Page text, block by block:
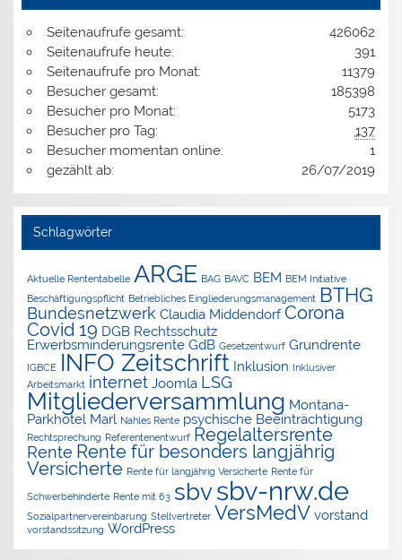
426062
Seitenaufrufe gesamt:
391
Seitenaufrufe heute:
11379
Seitenaufrufe pro Monat:
185398
Besucher gesamt:
5173
Besucher pro Monat:
137
Besucher pro Tag:
1
Besucher momentan online:
26/07/2019
gezählt ab:
Schlagwörter
Aktuelle Rententabelle ARGE BAG BAVC BEM BEM Initiative
Beschäftigungspflicht Betriebliches Eingliederungsmanagement BTHG
Bundesnetzwerk Claudia Middendorf Corona
Covid 19 DGB Rechtsschutz
Erwerbsminderungsrente GdB Gesetzentwurf Grundrente
IGBCE INFO Zeitschrift Inklusion Inklusiver
Arbeitsmarkt internet Joomla LSG
Mitgliederversammlung Montana-
Parkhotel Marl Nahles Rente psychische Beeinträchtigung
Rechtsprechung Referentenentwurf Regelaltersrente
Rente Rente für besonders langjährig
Versicherte Rente für langjährig Versicherte Rente für
Schwerbehinderte Rente mit 63 sbvsbv-nrw.de
Sozialpartnervereinbarung Stellvertreter VersMedV vorstand
vorstandssitzung WordPress